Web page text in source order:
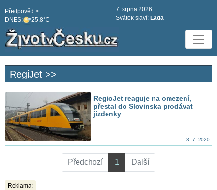
DNES: 25.8°C
Předpověd >
7. srpna 2026
Svátek slaví: Lada
RegiJet >>
RegioJet reaguje na omezení,
přestal do Slovinska prodávat
jízdenky
3. 7. 2020
Předchozí 1 Další
Reklama: